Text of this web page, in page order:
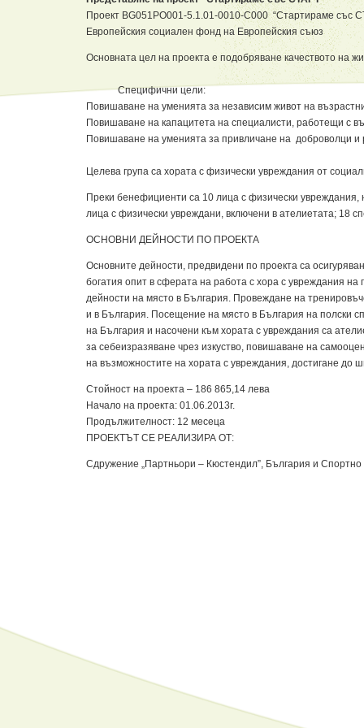
Проект BG051PO001-5.1.01-0010-С000 “Стартираме със
Европейския социален фонд на Европейския съюз
Основната цел на проекта е подобряване качеството на
Специфични цели:
Повишаване на уменията за независим живот на
Повишаване на капацитета на специалисти, работещи с
Повишаване на уменията за привличане на доброволци и
Целева група са хората с физически увреждания от
Преки бенефициенти са 10 лица с физически увреждания,
лица с физически увреждани, включени в ателиетата; 18
ОСНОВНИ ДЕЙНОСТИ ПО ПРОЕКТА
Основните дейности, предвидени по проекта са
богатия опит в сферата на работа с хора с увреждания
дейности на място в България. Провеждане на
и в България. Посещение на място в България на полски
на България и насочени към хората с увреждания са
за себеизразяване чрез изкуство, повишаване на
на възможностите на хората с увреждания, достигане
Стойност на проекта – 186 865,14 лева
Начало на проекта: 01.06.2013г.
Продължителност: 12 месеца
ПРОЕКТЪТ СЕ РЕАЛИЗИРА ОТ:
Сдружение „Партньори – Кюстендил”, България и